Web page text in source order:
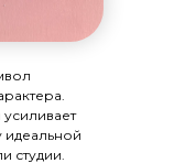
идеальной
студии.